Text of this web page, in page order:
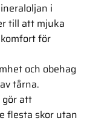
i
till att mjuka
för
och obehag
tårna.
gör att
flesta skor utan